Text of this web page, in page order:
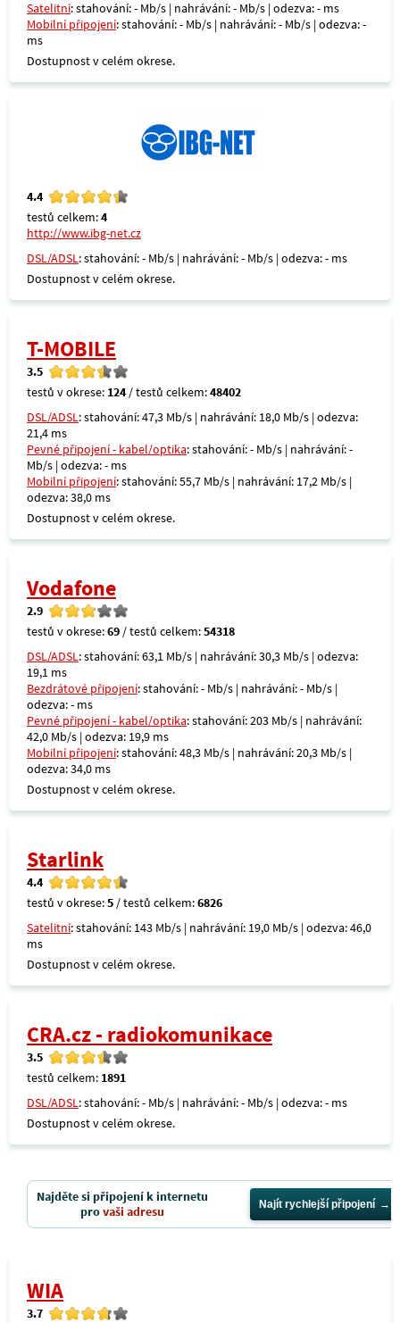
Satelitní: stahování: - Mb/s | nahrávání: - Mb/s | odezva: - ms
Mobilní připojení: stahování: - Mb/s | nahrávání: - Mb/s | odezva: -
ms
Dostupnost v celém okrese.
4.4
testů celkem:4
http://www.ibg-net.cz
DSL/ADSL: stahování: - Mb/s | nahrávání: - Mb/s | odezva: - ms
Dostupnost v celém okrese.
T-MOBILE
3.5
testů v okrese: 124 / testů celkem:48402
DSL/ADSL: stahování: 47,3 Mb/s | nahrávání: 18,0 Mb/s | odezva:
21,4 ms
Pevné připojení - kabel/optika: stahování: - Mb/s | nahrávání: -
Mb/s | odezva: - ms
Mobilní připojení: stahování: 55,7 Mb/s | nahrávání: 17,2 Mb/s |
odezva: 38,0 ms
Dostupnost v celém okrese.
Vodafone
2.9
testů v okrese:69 / testů celkem:54318
DSL/ADSL: stahování: 63,1 Mb/s | nahrávání: 30,3 Mb/s | odezva:
19,1 ms
Bezdrátové připojení: stahování: - Mb/s | nahrávání: - Mb/s |
odezva: - ms
Pevné připojení - kabel/optika: stahování: 203 Mb/s | nahrávání:
42,0 Mb/s | odezva: 19,9 ms
Mobilní připojení: stahování: 48,3 Mb/s | nahrávání: 20,3 Mb/s |
odezva: 34,0 ms
Dostupnost v celém okrese.
Starlink
4.4
testů v okrese:5 / testů celkem:6826
Satelitní: stahování: 143 Mb/s | nahrávání: 19,0 Mb/s | odezva: 46,0
ms
Dostupnost v celém okrese.
CRA.cz - radiokomunikace
3.5
testů celkem: 1891
DSL/ADSL: stahování: - Mb/s | nahrávání: - Mb/s | odezva: - ms
Dostupnost v celém okrese.
Najděte si připojení k internetu
provaši adresu Najít rychlejší připojení
WIA
3.7